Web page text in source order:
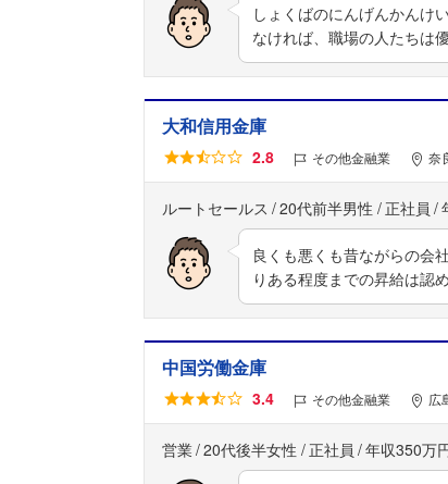
しょくばのにんげんかんけ
なければ、職場の人たちは
大和信用金庫
2.8 その他金融業 奈
ルートセールス 20代前半男性 正社員
良くも悪くも昔ながらの会
りある程度までの昇給は認
中国労働金庫
3.4 その他金融業 広
営業 20代後半女性 正社員 年収350万